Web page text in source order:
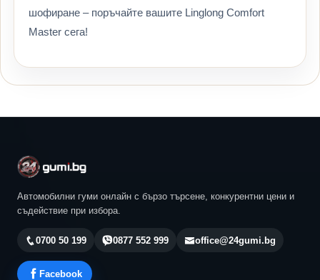
шофиране – поръчайте вашите Linglong Comfort
Master сега!
Автомобилни гуми онлайн с бързо търсене, конкурентни цени и
съдействие при избора.
0700 50 199 0877 552 999 office@24gumi.bg
Facebook